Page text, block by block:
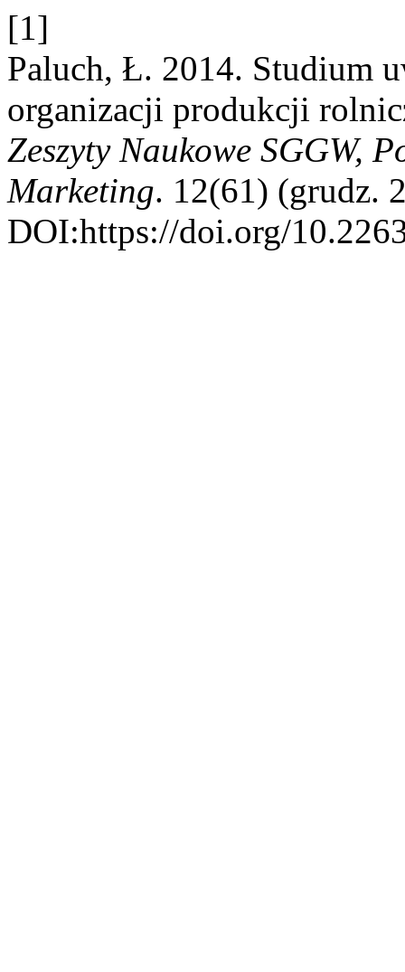
[1]
Paluch, Ł. 2014. Studium
organizacji produkcji
Zeszyty Naukowe SGGW,
Marketing. 12(61) (grudz.
DOI:https://doi.org/